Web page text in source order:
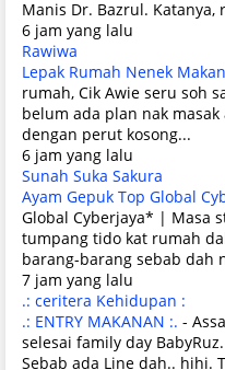
Manis Dr. Bazrul.
6 jam yang lalu
Rawiwa
Lepak Rumah Nenek
rumah, Cik Awie seru soh
belum ada plan nak
dengan perut kosong...
6 jam yang lalu
Sunah Suka Sakura
Ayam Gepuk Top Global
Global Cyberjaya* | Masa
tumpang tido kat rumah
barang-barang sebab dah
7 jam yang lalu
.: ceritera Kehidupan :
.: ENTRY MAKANAN :. -
selesai family day
Sebab ada Line dah.. hihi.